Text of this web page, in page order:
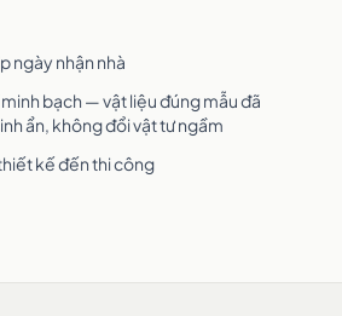
ngày nhận nhà
bạch — vật liệu đúng mẫu đã
ẩn, không đổi vật tư ngầm
kế đến thi công